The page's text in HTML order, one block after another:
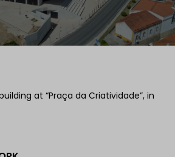
at “Praça da Criatividade”, in